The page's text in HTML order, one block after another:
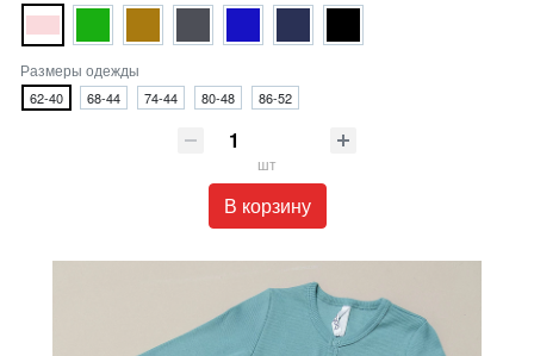
Размеры одежды
62-40 68-44 74-44 80-48 86-52
шт
В корзину